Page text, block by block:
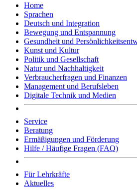
Home
Sprachen
Deutsch und Integration
Bewegung und Entspannung
Gesundheit und
Kunst und Kultur
Politik und Gesellschaft
Natur und Nachhaltigkeit
Verbraucherfragen und Finanzen
Management und Berufsleben
Digitale Technik und Medien
Service
Beratung
Ermäßigungen und Förderung
Hilfe / Häufige Fragen (FAQ)
Für Lehrkräfte
Aktuelles